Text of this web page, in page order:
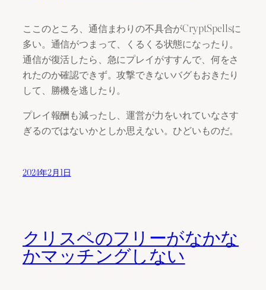
ここのところ、通信まわりの不具合がCryptSpellsに
多い。通信がつまって、くるくる状態になったり。
通信が復活したら、急にプレイがすすんで、何をさ
れたのか確認できず。攻撃できないバグもおきたり
して、勝機を逃したり。
プレイ報酬も減ったし、運営が力をいれていなさす
ぎるのではないかとしか思えない。ひどいものだ。
2024年2月1日
クリスペのフリーがなかな
かマッチングしない